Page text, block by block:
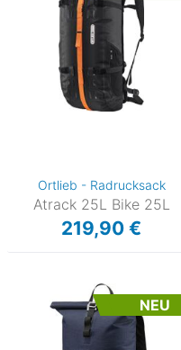
Ortlieb - Radrucksack
Atrack 25L Bike 25L
219,90 €
NEU